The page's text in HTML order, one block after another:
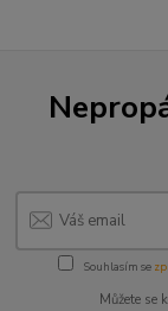
Souhlasím se
Můžete se